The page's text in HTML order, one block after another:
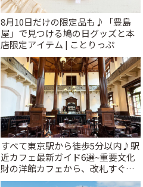
8月10日だけの限定品も♪「豊島
屋」で見つける鳩の日グッズと本
店限定アイテム | ことりっぷ
すべて東京駅から徒歩5分以内♪駅
近カフェ最新ガイド6選~重要文化
財の洋館カフェから、改札すぐの
レトロ喫茶まで~ | ことりっぷ